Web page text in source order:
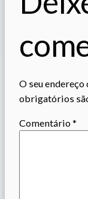
O seu
obrigatórios
Comentário*